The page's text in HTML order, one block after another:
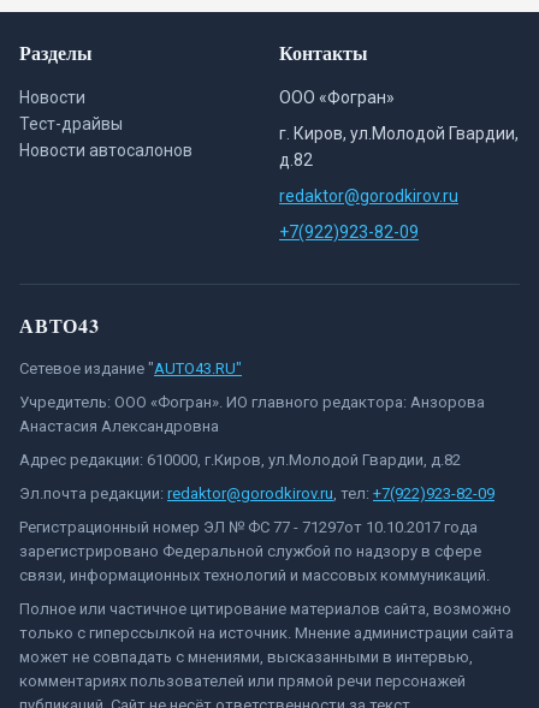
Разделы
Новости
Тест-драйвы
Новости автосалонов
Контакты
ООО «Фогран»
г. Киров, ул.Молодой Гвардии,
д.82
redaktor@gorodkirov.ru
+7(922)923-82-09
АВТО43
Сетевое издание "AUTO43.RU"
Учредитель: ООО «Фогран». ИО главного редактора: Анзорова
Анастасия Александровна
Адрес редакции: 610000, г.Киров, ул.Молодой Гвардии, д.82
Эл.почта редакции: redaktor@gorodkirov.ru, тел: +7(922)923-82-09
Регистрационный номер ЭЛ № ФС 77 - 71297от 10.10.2017 года
зарегистрировано Федеральной службой по надзору в сфере
связи, информационных технологий и массовых коммуникаций.
Полное или частичное цитирование материалов сайта, возможно
только с гиперссылкой на источник. Мнение администрации сайта
может не совпадать с мнениями, высказанными в интервью,
комментариях пользователей или прямой речи персонажей